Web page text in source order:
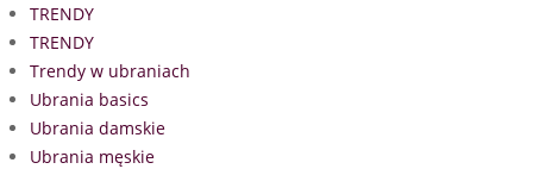
TRENDY
TRENDY
Trendy w ubraniach
Ubrania basics
Ubrania damskie
Ubrania męskie